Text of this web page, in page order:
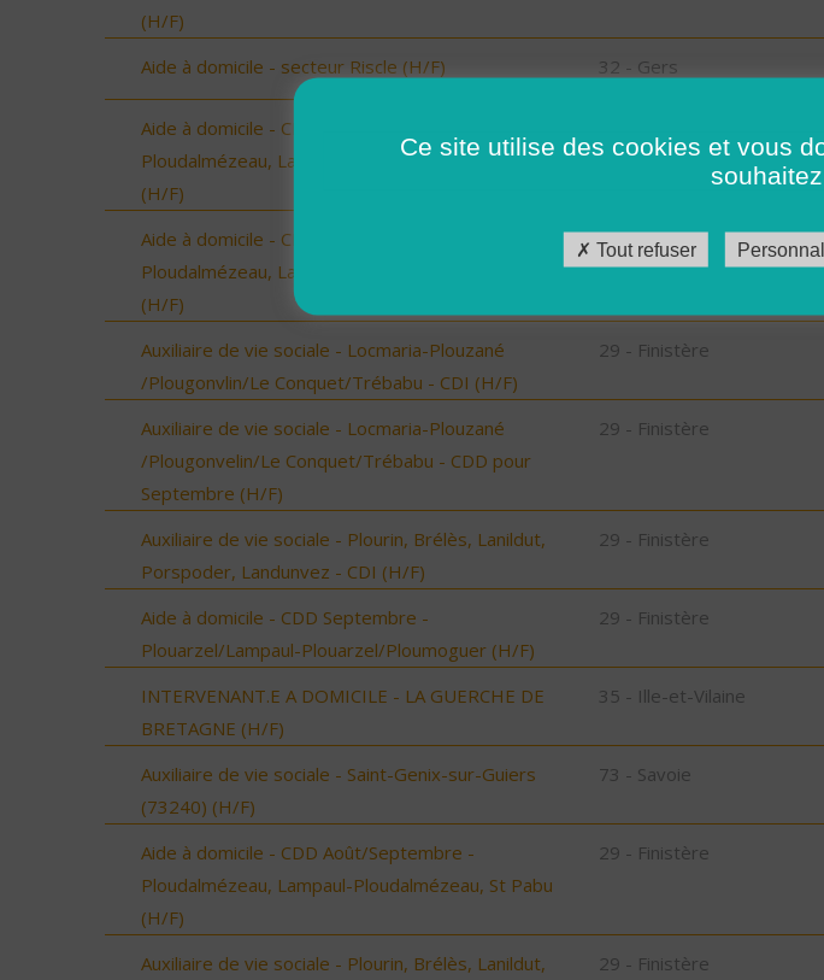
(H/F)
Aide à domicile - secteur Riscle (H/F) 32 - Gers
Aide à domicile - CDD Septembre -
Ploudalmézeau, Lampaul-Ploudalmézeau, St Pabu
(H/F)
Aide à domicile - CDD Septembre -
Ploudalmézeau, Lampaul-Ploudalmézeau, St Pabu
(H/F)
29 - Finistère
Auxiliaire de vie sociale - Locmaria-Plouzané
/Plougonvlin/Le Conquet/Trébabu - CDI (H/F)
29 - Finistère
Auxiliaire de vie sociale - Locmaria-Plouzané
/Plougonvelin/Le Conquet/Trébabu - CDD pour
Septembre (H/F)
29 - Finistère
Auxiliaire de vie sociale - Plourin, Brélès, Lanildut,
Porspoder, Landunvez - CDI (H/F)
29 - Finistère
Aide à domicile - CDD Septembre -
Plouarzel/Lampaul-Plouarzel/Ploumoguer (H/F)
29 - Finistère
INTERVENANT.E A DOMICILE - LA GUERCHE DE
BRETAGNE (H/F)
35 - Ille-et-Vilaine
Auxiliaire de vie sociale - Saint-Genix-sur-Guiers
(73240) (H/F)
73 - Savoie
Aide à domicile - CDD Août/Septembre -
Ploudalmézeau, Lampaul-Ploudalmézeau, St Pabu
(H/F)
29 - Finistère
Auxiliaire de vie sociale - Plourin, Brélès, Lanildut,
29 - Finistère
Ce site utilise des cookies et vous
Tout refuser